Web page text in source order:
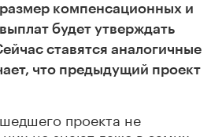
компенсационных и
будет утверждать
ставятся аналогичные
что предыдущий проект
проекта не